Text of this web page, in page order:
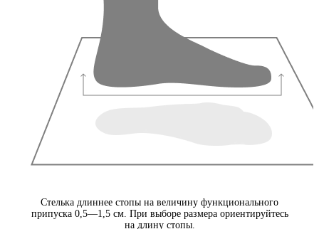
Стелька длиннее стопы на величину функционального
припуска 0,5—1,5 см. При выборе размера ориентируйтесь
на длину стопы.